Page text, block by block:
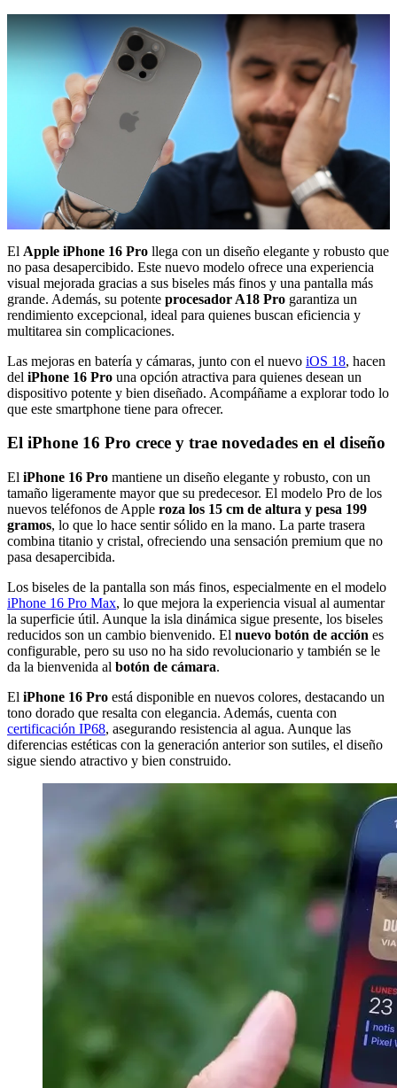
El Apple iPhone 16 Pro llega con un diseño elegante y robusto que
no pasa desapercibido. Este nuevo modelo ofrece una experiencia
visual mejorada gracias a sus biseles más finos y una pantalla más
grande. Además, su potente procesador A18 Pro garantiza un
rendimiento excepcional, ideal para quienes buscan eficiencia y
multitarea sin complicaciones.
Las mejoras en batería y cámaras, junto con el nuevo iOS 18, hacen
del iPhone 16 Pro una opción atractiva para quienes desean un
dispositivo potente y bien diseñado. Acompáñame a explorar todo lo
que este smartphone tiene para ofrecer.
El iPhone 16 Pro crece y trae novedades en el diseño
El iPhone 16 Pro mantiene un diseño elegante y robusto, con un
tamaño ligeramente mayor que su predecesor. El modelo Pro de los
nuevos teléfonos de Apple roza los 15 cm de altura y pesa 199
gramos, lo que lo hace sentir sólido en la mano. La parte trasera
combina titanio y cristal, ofreciendo una sensación premium que no
pasa desapercibida.
Los biseles de la pantalla son más finos, especialmente en el modelo
iPhone 16 Pro Max, lo que mejora la experiencia visual al aumentar
la superficie útil. Aunque la isla dinámica sigue presente, los biseles
reducidos son un cambio bienvenido. El nuevo botón de acción es
configurable, pero su uso no ha sido revolucionario y también se le
da la bienvenida al botón de cámara.
El iPhone 16 Pro está disponible en nuevos colores, destacando un
tono dorado que resalta con elegancia. Además, cuenta con
certificación IP68, asegurando resistencia al agua. Aunque las
diferencias estéticas con la generación anterior son sutiles, el diseño
sigue siendo atractivo y bien construido.